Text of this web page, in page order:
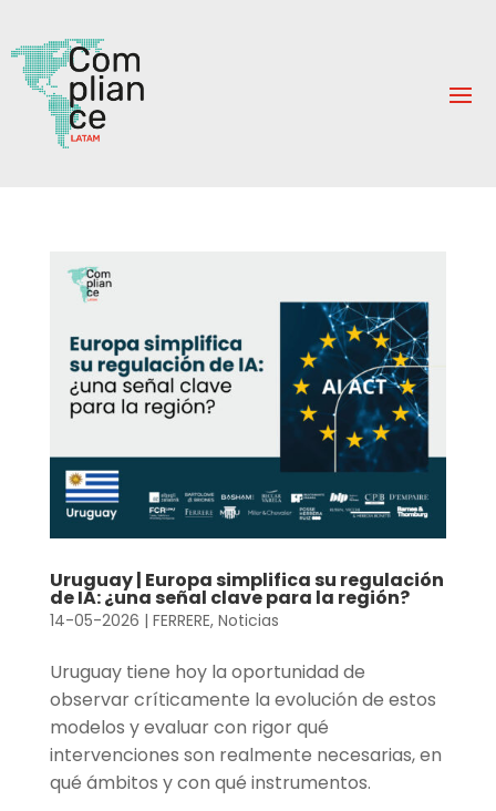
Uruguay | Europa simplifica su regulación
de IA: ¿una señal clave para la región?
14-05-2026 | FERRERE, Noticias
Uruguay tiene hoy la oportunidad de
observar críticamente la evolución de estos
modelos y evaluar con rigor qué
intervenciones son realmente necesarias, en
qué ámbitos y con qué instrumentos.